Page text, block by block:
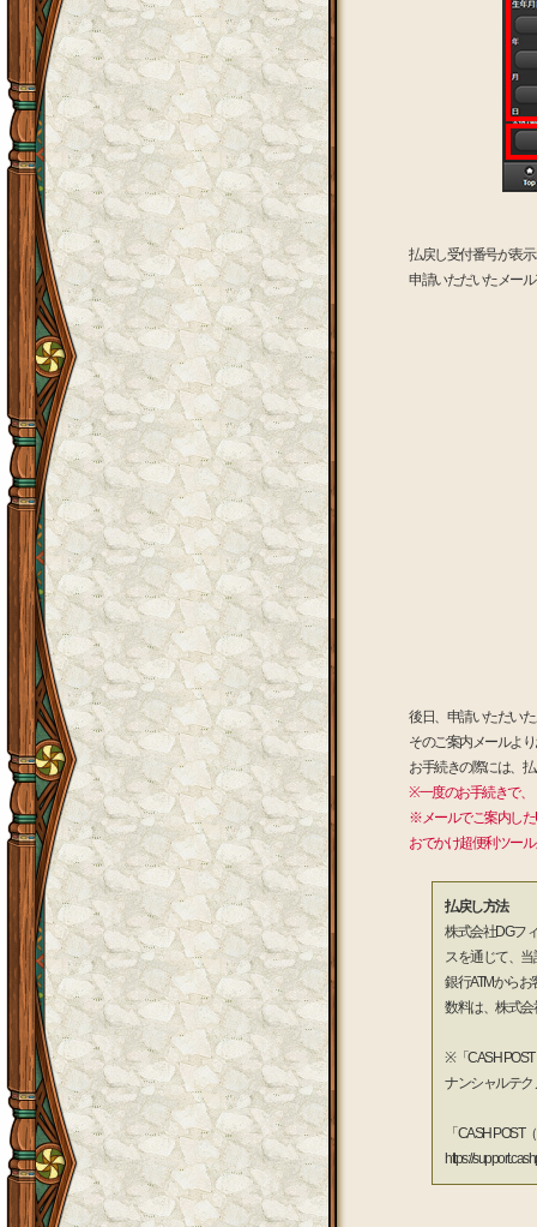
払戻し受付番号が表
申請いただいたメー
後日、申請いただい
そのご案内メールよ
お手続きの際には、
※一度のお手続きで、
※メールでご案内した
おでかけ超便利ツー
払戻し方法
株式会社DGフ
スを通じて、
銀行ATMから
数料は、株式
※「CASH
ナンシャルテ
「CASH
https://